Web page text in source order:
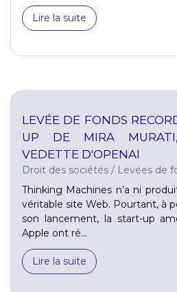
Lire la suite
LEVÉE DE FONDS
UP DE MIRA MURATI,
VEDETTE D'OPENAI
Droit des sociétés / Levées de
Thinking Machines n’a ni
véritable site Web. Pourtant, à
son lancement, la start-up
Apple ont ré...
Lire la suite